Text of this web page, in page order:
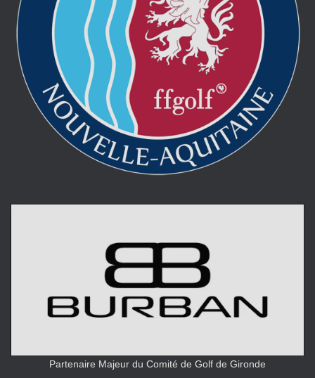
Partenaire Majeur du Comité de Golf de Gironde